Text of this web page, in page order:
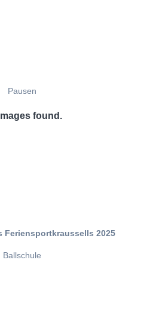
Pausen
found.
Feriensportkraussells 2025
Ballschule